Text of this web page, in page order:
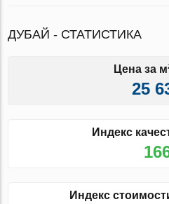
ДУБАЙ - СТАТИСТИКА
Цена за
25
Индекс
Индекс